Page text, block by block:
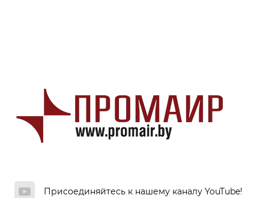
Присоединяйтесь к нашему каналу YouTube!